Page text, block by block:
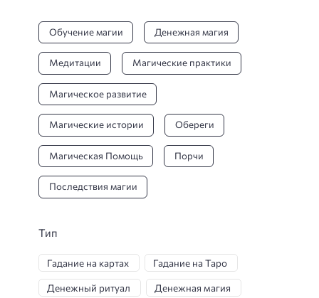
Обучение магии Денежная магия
Медитации Магические практики
Магическое развитие
Магические истории Обереги
Магическая Помощь Порчи
Последствия магии
Тип
Гадание на картах Гадание на Таро
Денежный ритуал Денежная магия